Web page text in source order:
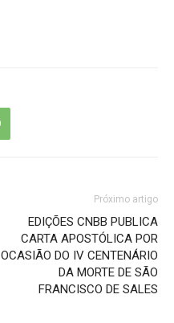
Próximo artigo
EDIÇÕES CNBB PUBLICA
CARTA APOSTÓLICA POR
OCASIÃO DO IV CENTENÁRIO
DA MORTE DE SÃO
FRANCISCO DE SALES